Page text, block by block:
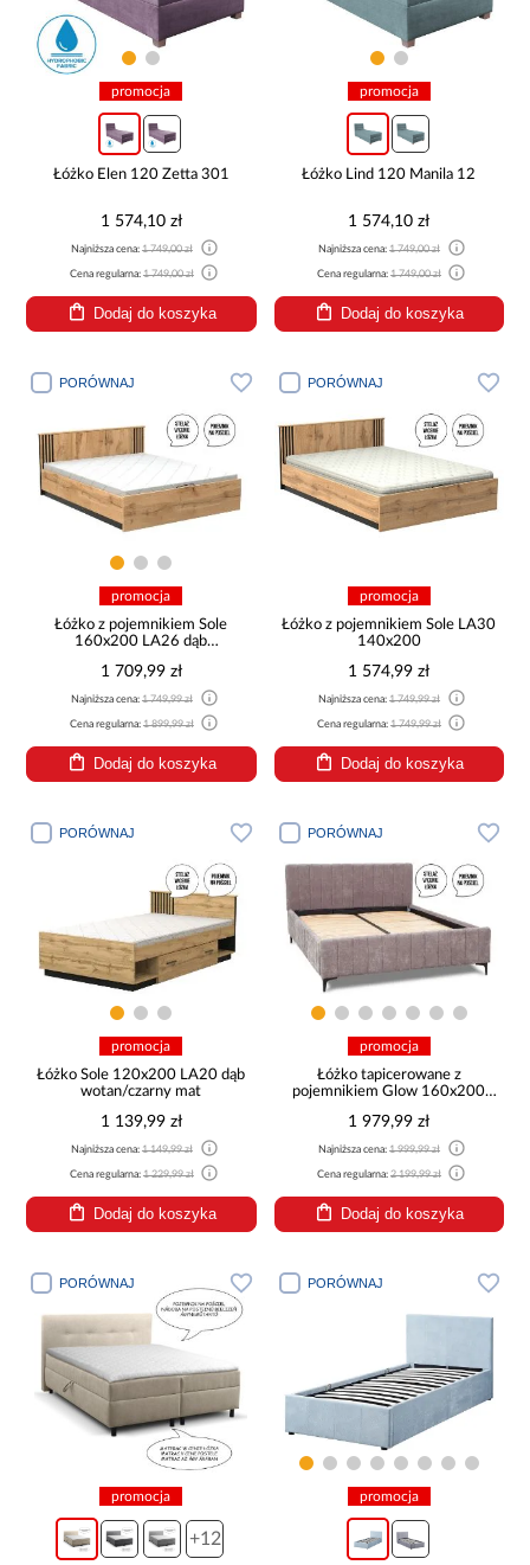
promocja
Łóżko Elen 120 Zetta 301
1 574,10 zł
Najniższa cena: 1 749,00 zł
Cena regularna: 1 749,00 zł
Dodaj do koszyka
promocja
Łóżko Lind 120 Manila 12
1 574,10 zł
Najniższa cena:1 749,00 zł
Cena regularna:1 749,00 zł
Dodaj do koszyka
PORÓWNAJ
promocja
Łóżko z pojemnikiem Sole
160x200 LA26 dąb
1 709,99 zł
Najniższa cena: 1 749,99 zł
Cena regularna: 1 899,99 zł
Dodaj do koszyka
PORÓWNAJ
promocja
Łóżko z pojemnikiem Sole LA30
140x200
1 574,99 zł
Najniższa cena:1 749,99 zł
Cena regularna:1 749,99 zł
Dodaj do koszyka
PORÓWNAJ
promocja
Łóżko Sole 120x200 LA20 dąb
wotan/czarny mat
1 139,99 zł
Najniższa cena: 1 149,99 zł
Cena regularna: 1 229,99 zł
Dodaj do koszyka
PORÓWNAJ
promocja
Łóżko tapicerowane z
pojemnikiem Glow 160x200
1 979,99 zł
Najniższa cena:1 999,99 zł
Cena regularna:2 199,99 zł
Dodaj do koszyka
PORÓWNAJ
promocja
+12
PORÓWNAJ
promocja